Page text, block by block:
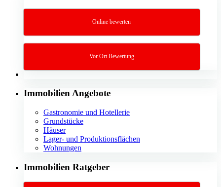
Online bewerten
Vor Ort Bewertung
Immobilien Angebote
Gastronomie und Hotellerie
Grundstücke
Häuser
Lager- und Produktionsflächen
Wohnungen
Immobilien Ratgeber